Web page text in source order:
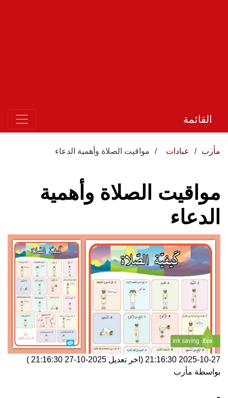
القائمة
مأرب عبادات مواقيت الصلاة وأهمية الدعاء
مواقيت الصلاة وأهمية
الدعاء
2025-10-27 21:16:30 (اخر تعديل 2025-10-27 21:16:30
)
بواسطة مأرب